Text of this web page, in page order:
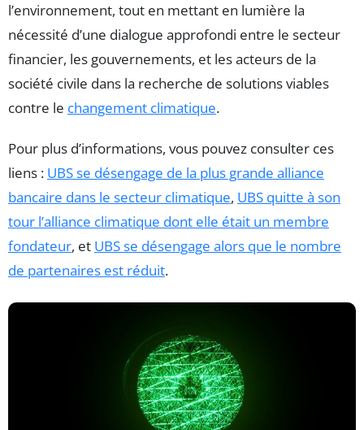
l’environnement, tout en mettant en lumière la
nécessité d’une dialogue approfondi entre le secteur
financier, les gouvernements, et les acteurs de la
société civile dans la recherche de solutions viables
contre le changement climatique.
Pour plus d’informations, vous pouvez consulter ces
liens : UBS se désengage de la plus grande alliance
bancaire dans le secteur climatique, UBS quitte à son
tour l’alliance climatique dont elle était un membre
fondateur, et UBS se désengage alors que le nombre
de partenaires est réduit.